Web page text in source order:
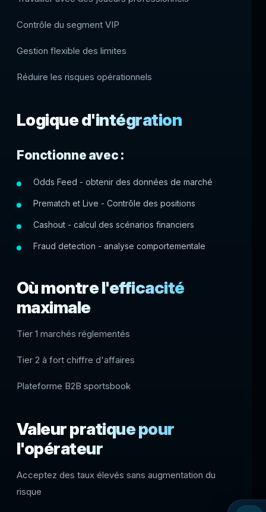
Contrôle du segment VIP
Gestion flexible des limites
Réduire les risques opérationnels
Logique d'intégration
Fonctionne avec :
Odds Feed - obtenir des données de marché
Prematch et Live - Contrôle des positions
Cashout - calcul des scénarios financiers
Fraud detection - analyse comportementale
Où montre l'efficacité
maximale
Tier 1 marchés réglementés
Tier 2 à fort chiffre d'affaires
Plateforme B2B sportsbook
Valeur pratique pour
l'opérateur
Acceptez des taux élevés sans augmentation du
risque